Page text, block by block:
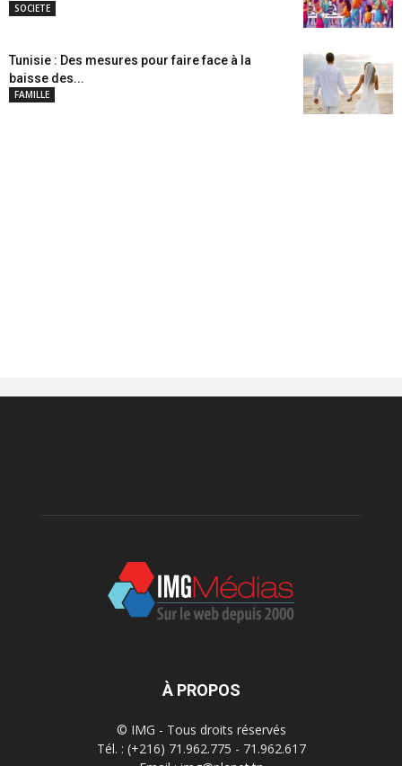
SOCIETE
Tunisie : Des mesures pour faire face à la
baisse des...
FAMILLE
À PROPOS
© IMG - Tous droits réservés
Tél. : (+216) 71.962.775 - 71.962.617